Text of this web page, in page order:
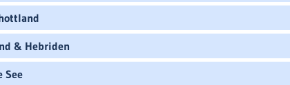
& Hebriden
See